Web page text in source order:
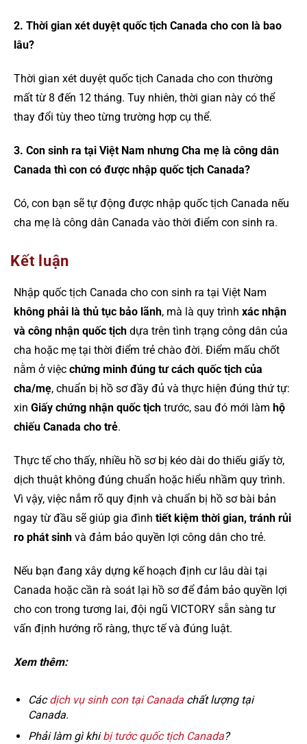
2. Thời gian xét duyệt quốc tịch Canada cho con là bao
lâu?
Thời gian xét duyệt quốc tịch Canada cho con thường
mất từ 8 đến 12 tháng. Tuy nhiên, thời gian này có thể
thay đổi tùy theo từng trường hợp cụ thể.
3. Con sinh ra tại Việt Nam nhưng Cha mẹ là công dân
Canada thì con có được nhập quốc tịch Canada?
Có, con bạn sẽ tự động được nhập quốc tịch Canada nếu
cha mẹ là công dân Canada vào thời điểm con sinh ra.
Kết luận
Nhập quốc tịch Canada cho con sinh ra tại Việt Nam
không phải là thủ tục bảo lãnh, mà là quy trình xác nhận
và công nhận quốc tịch dựa trên tình trạng công dân của
cha hoặc mẹ tại thời điểm trẻ chào đời. Điểm mấu chốt
nằm ở việc chứng minh đúng tư cách quốc tịch của
cha/mẹ, chuẩn bị hồ sơ đầy đủ và thực hiện đúng thứ tự:
xin Giấy chứng nhận quốc tịch trước, sau đó mới làm hộ
chiếu Canada cho trẻ.
Thực tế cho thấy, nhiều hồ sơ bị kéo dài do thiếu giấy tờ,
dịch thuật không đúng chuẩn hoặc hiểu nhầm quy trình.
Vì vậy, việc nắm rõ quy định và chuẩn bị hồ sơ bài bản
ngay từ đầu sẽ giúp gia đình tiết kiệm thời gian, tránh rủi
ro phát sinh và đảm bảo quyền lợi công dân cho trẻ.
Nếu bạn đang xây dựng kế hoạch định cư lâu dài tại
Canada hoặc cần rà soát lại hồ sơ để đảm bảo quyền lợi
cho con trong tương lai, đội ngũ VICTORY sẵn sàng tư
vấn định hướng rõ ràng, thực tế và đúng luật.
Xem thêm:
Cácdịch vụ sinh con tại Canadachất lượng tại
Canada.
Phải làm gì khibị tước quốc tịch Canada?